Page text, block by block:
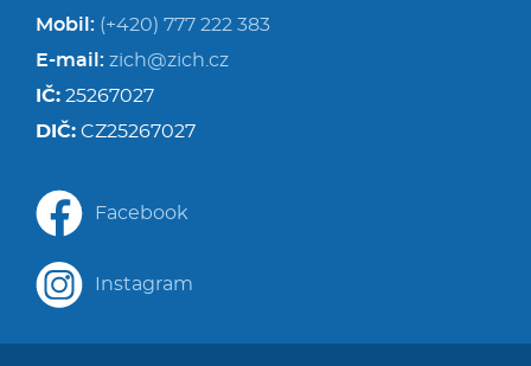
Mobil: (+420) 777 222 383
E-mail: zich@zich.cz
IČ: 25267027
DIČ: CZ25267027
Facebook
Instagram